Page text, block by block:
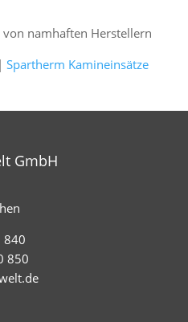
von namhaften Herstellern
Spartherm Kamineinsätze
GmbH
840
850